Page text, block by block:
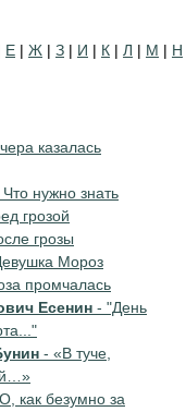
Е | Ж | З | И | К | Л | М | Н
казалась
нужно знать
грозой
грозы
Мороз
промчалась
Есенин - "День
- «В туче,
как безумно за